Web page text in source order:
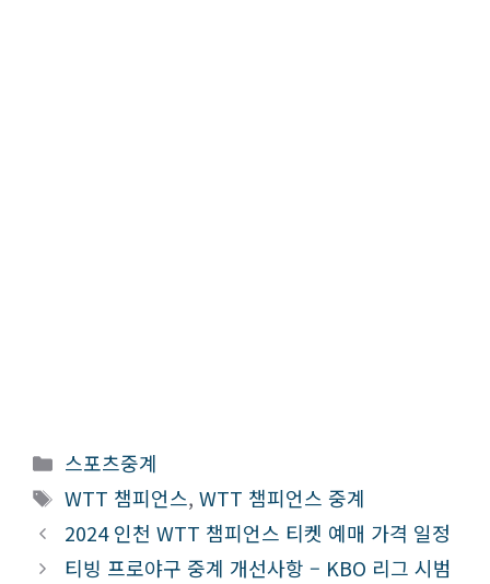
카
테
리
스포츠중계
태
그
WTT 챔피언스, WTT 챔피언스 중계
2024 인천 WTT 챔피언스 티켓 예매 가격 일정
티빙 프로야구 중계 개선사항 – KBO 리그 시범